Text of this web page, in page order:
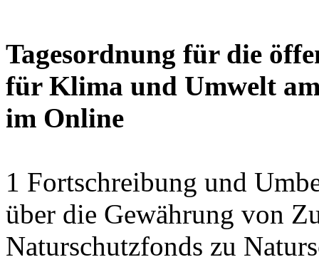
Tagesordnung für die
für Klima und Umwelt
im Online
1 Fortschreibung und
über die Gewährung von
Naturschutzfonds zu